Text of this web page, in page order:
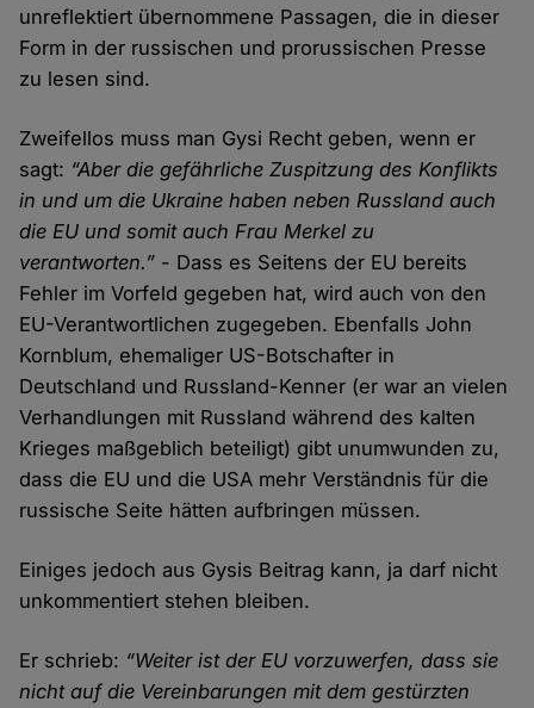
unreflektiert übernommene Passagen, die in dieser
Form in der russischen und prorussischen Presse
zu lesen sind.
Zweifellos muss man Gysi Recht geben, wenn er
sagt: “Aber die gefährliche Zuspitzung des Konflikts
in und um die Ukraine haben neben Russland auch
die EU und somit auch Frau Merkel zu
verantworten.” - Dass es Seitens der EU bereits
Fehler im Vorfeld gegeben hat, wird auch von den
EU-Verantwortlichen zugegeben. Ebenfalls John
Kornblum, ehemaliger US-Botschafter in
Deutschland und Russland-Kenner (er war an vielen
Verhandlungen mit Russland während des kalten
Krieges maßgeblich beteiligt) gibt unumwunden zu,
dass die EU und die USA mehr Verständnis für die
russische Seite hätten aufbringen müssen.
Einiges jedoch aus Gysis Beitrag kann, ja darf nicht
unkommentiert stehen bleiben.
Er schrieb: “Weiter ist der EU vorzuwerfen, dass sie
nicht auf die Vereinbarungen mit dem gestürzten